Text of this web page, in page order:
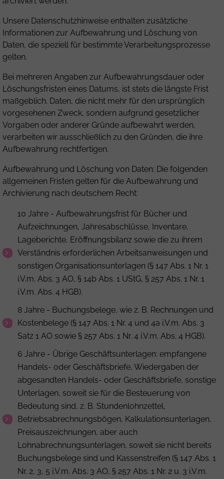
Unsere Datenschutzhinweise enthalten zusätzliche
Informationen zur Aufbewahrung und Löschung von
Daten, die speziell für bestimmte Verarbeitungsprozesse
gelten.
Bei mehreren Angaben zur Aufbewahrungsdauer oder
Löschungsfristen eines Datums, ist stets die längste Frist
maßgeblich. Daten, die nicht mehr für den ursprünglich
vorgesehenen Zweck, sondern aufgrund gesetzlicher
Vorgaben oder anderer Gründe aufbewahrt werden,
verarbeiten wir ausschließlich zu den Gründen, die ihre
Aufbewahrung rechtfertigen.
Aufbewahrung und Löschung von Daten: Die folgenden
allgemeinen Fristen gelten für die Aufbewahrung und
Archivierung nach deutschem Recht:
10 Jahre - Aufbewahrungsfrist für Bücher und
Aufzeichnungen, Jahresabschlüsse, Inventare,
Lageberichte, Eröffnungsbilanz sowie die zu ihrem
Verständnis erforderlichen Arbeitsanweisungen und
sonstigen Organisationsunterlagen (§ 147 Abs. 1 Nr. 1
i.V.m. Abs. 3 AO, § 14b Abs. 1 UStG, § 257 Abs. 1 Nr. 1
i.V.m. Abs. 4 HGB).
8 Jahre - Buchungsbelege, wie z. B. Rechnungen und
Kostenbelege (§ 147 Abs. 1 Nr. 4 und 4a i.V.m. Abs. 3
Satz 1 AO sowie § 257 Abs. 1 Nr. 4 i.V.m. Abs. 4 HGB).
6 Jahre - Übrige Geschäftsunterlagen: empfangene
Handels- oder Geschäftsbriefe, Wiedergaben der
abgesandten Handels- oder Geschäftsbriefe, sonstige
Unterlagen, soweit sie für die Besteuerung von
Bedeutung sind, z. B. Stundenlohnzettel,
Betriebsabrechnungsbögen, Kalkulationsunterlagen,
Preisauszeichnungen, aber auch
Lohnabrechnungsunterlagen, soweit sie nicht bereits
Buchungsbelege sind und Kassenstreifen (§ 147 Abs. 1
Nr. 2, 3, 5 i.V.m. Abs. 3 AO, § 257 Abs. 1 Nr. 2 u. 3 i.V.m.